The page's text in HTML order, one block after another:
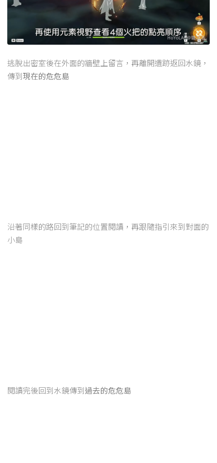
逃脫出密室後在外面的牆壁上留言，再離開遺跡返回水鏡，
傳到現在的危危島
沿著同樣的路回到筆記的位置閱讀，再跟隨指引來到對面的
小島
閱讀完後回到水鏡傳到過去的危危島